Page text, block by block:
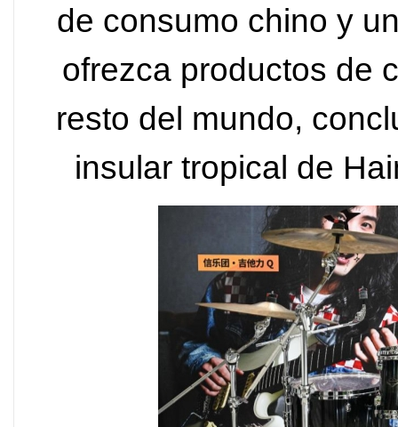
de consumo chino y
ofrezca productos de
resto del mundo,
insular tropical de